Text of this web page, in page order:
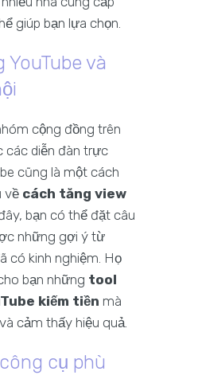
giúp bạn lựa chọn.
YouTube và
cộng đồng trên
các diễn đàn trực
cũng là một cách
về cách tăng view
bạn có thể đặt câu
những gợi ý từ
có kinh nghiệm. Họ
bạn những tool
kiếm tiền mà
cảm thấy hiệu quả.
cụ phù